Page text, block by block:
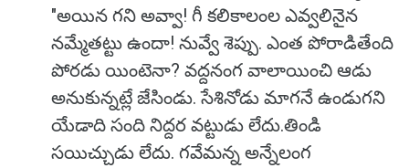
"అయిన గని అవ్వా! గీ కలికాలంల ఎవ్వలినైన
నమ్మేతట్టు ఉందా! నువ్వే శెప్పు. ఎంత పోరాడితేంది
పోరడు యింటెనా? వద్దనంగ వాలాయించి ఆడు
అనుకున్నట్లే జేసిండు. సేశినోడు మాగనే ఉండుగని
యేడాది సంది నిద్దర వట్టుడు లేదు.తిండి
సయిచ్చుడు లేదు. గవేమన్న అన్నేలంగ